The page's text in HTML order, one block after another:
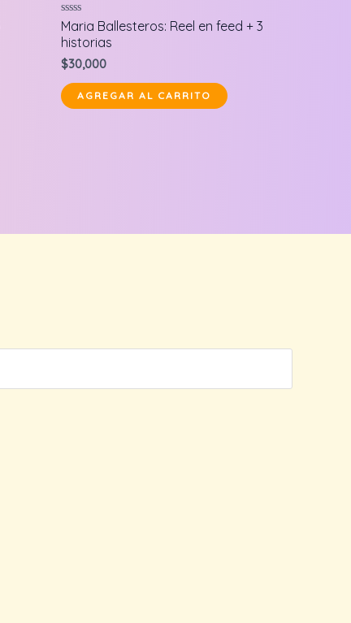
Valorado
en
0
de
5
Maria Ballesteros: Reel en feed + 3
historias
$30,000
AGREGAR AL CARRITO